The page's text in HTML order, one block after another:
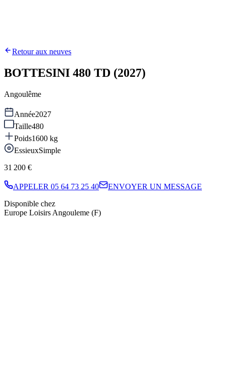
Retour aux neuves
BOTTESINI 480 TD (2027)
Angoulême
Année2027
Taille480
Poids1600 kg
EssieuxSimple
31 200 €
APPELER 05 64 73 25 40
ENVOYER UN MESSAGE
Disponible chez
Europe Loisirs Angouleme (F)